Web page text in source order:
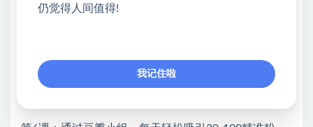
粉丝.mp4
第5课：个人裂变模式，单词裂变50-200个精准好
仍觉得人间值得!
我记住啦